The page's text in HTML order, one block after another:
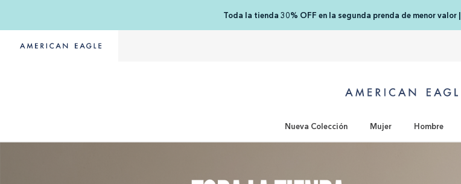
Toda la tienda 30% OFF en la segunda prenda de menor valor |
Nueva Colección Mujer Hombre